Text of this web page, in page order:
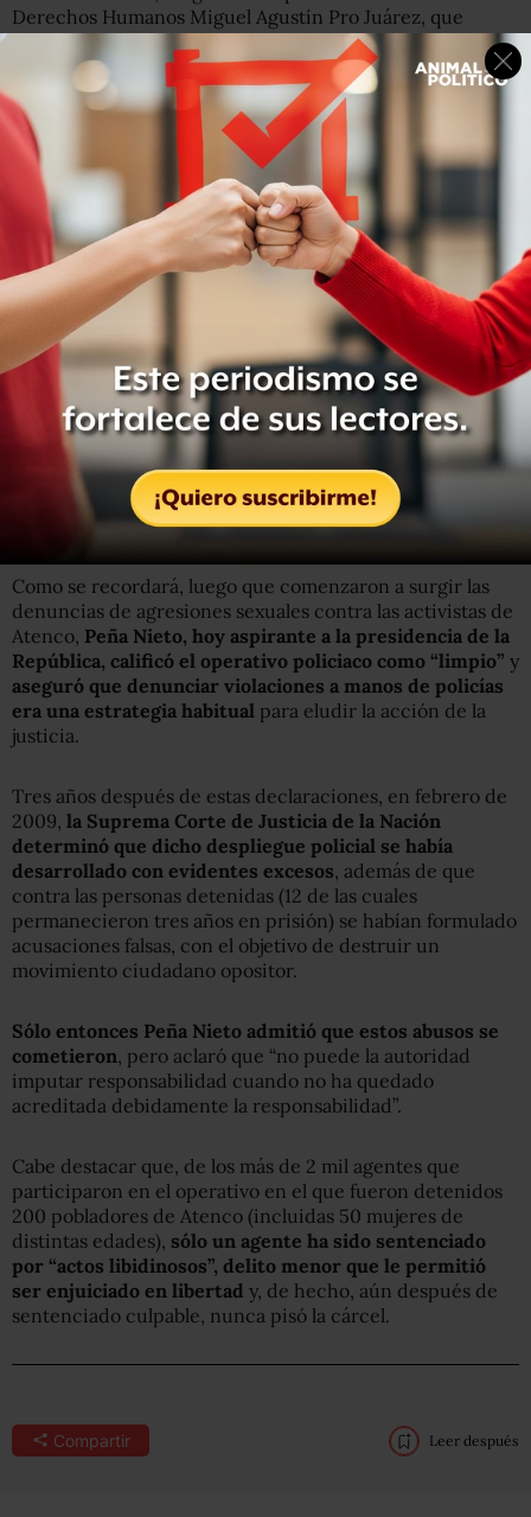
Derechos Humanos Miguel Agustín Pro Juárez, que
brinda asesoría legal a las mujeres agredidas por policías
mexiquenses.
Mujeres de Atenco durante una manifestación afuera de
Como se recordará, luego que comenzaron a surgir las
denuncias de agresiones sexuales contra las activistas de
Atenco, Peña Nieto, hoy aspirante a la presidencia de la
República, calificó el operativo policiaco como “limpio” y
aseguró que denunciar violaciones a manos de policías
era una estrategia habitual para eludir la acción de la
justicia.
Tres años después de estas declaraciones, en febrero de
2009, la Suprema Corte de Justicia de la Nación
determinó que dicho despliegue policial se había
desarrollado con evidentes excesos , además de que
contra las personas detenidas (12 de las cuales
permanecieron tres años en prisión) se habían formulado
acusaciones falsas, con el objetivo de destruir un
movimiento ciudadano opositor.
Sólo entonces Peña Nieto admitió que estos abusos se
cometieron , pero aclaró que “no puede la autoridad
imputar responsabilidad cuando no ha quedado
acreditada debidamente la responsabilidad”.
Cabe destacar que, de los más de 2 mil agentes que
participaron en el operativo en el que fueron detenidos
200 pobladores de Atenco (incluidas 50 mujeres de
distintas edades), sólo un agente ha sido sentenciado
por “actos libidinosos”, delito menor que le permitió
ser enjuiciado en libertad y, de hecho, aún después de
sentenciado culpable, nunca pisó la cárcel.
Compartir Leer después